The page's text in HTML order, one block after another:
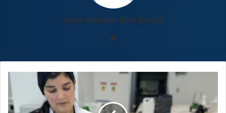
Jose Daniel Sandoval
servicio
para